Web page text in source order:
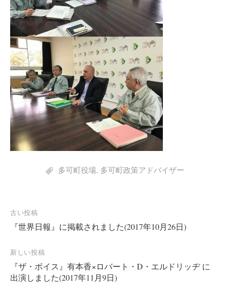
多可町役場, 多可町政策アドバイザー
投
稿
ナ
ビ
ゲ
古い投稿
『世界日報』に掲載されました(2017年10月26日)
新しい投稿
『ザ・ボイス』有本香×ロバート・D・エルドリッヂ に
出演しました(2017年11月9日)